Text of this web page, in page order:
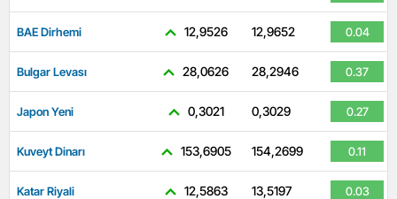
BAE Dirhemi 12,9526 12,9652 0.04
Bulgar Levası 28,0626 28,2946 0.37
Japon Yeni 0,3021 0,3029 0.27
Kuveyt Dinarı 153,6905 154,2699 0.11
Katar Riyali 12,5863 13,5197 0.03